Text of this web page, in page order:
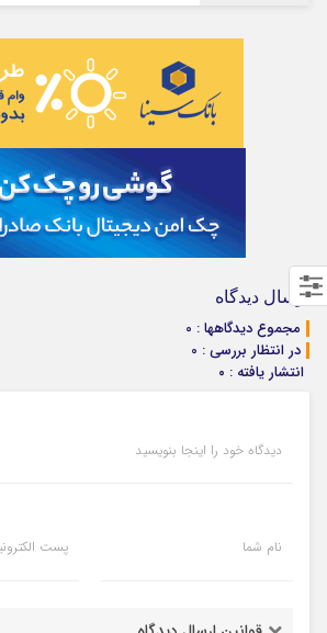
ارسال دیدگاه
مجموع دیدگاهها : 0
در انتظار بررسی : 0
انتشار یافته : ۰
دیدگاه خود را اینجا بنویسید
نام شما پست